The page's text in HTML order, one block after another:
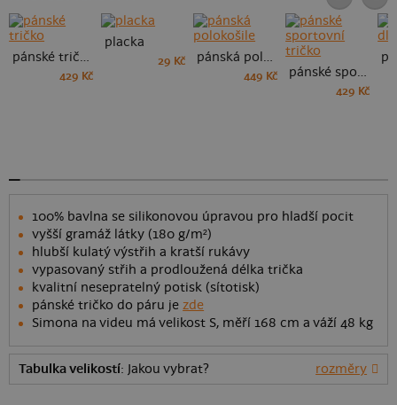
pánské tričko
429 Kč
placka
29 Kč pánská polokošile
449 Kč pánské sportovní tričko
429 Kč
100% bavlna se silikonovou úpravou pro hladší pocit
vyšší gramáž látky (180 g/m²)
hlubší kulatý výstřih a kratší rukávy
vypasovaný střih a prodloužená délka trička
kvalitní nesepratelný potisk (sítotisk)
pánské tričko do páru jezde
Simona na videu má velikost S, měří 168 cm a váží 48 kg
Tabulka velikostí: Jakou vybrat? rozměry